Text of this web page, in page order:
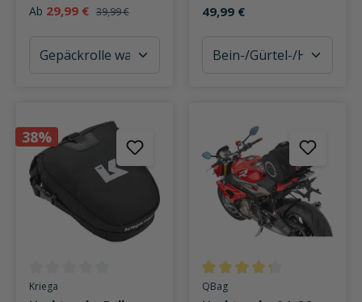
Stauraum
Ab 29,99 € 39,99 € 49,99 €
38%
Durchschnittliche Bewertung von 0 von 5 Sternen
Kriega Durchschnittliche Bewertung
QBag